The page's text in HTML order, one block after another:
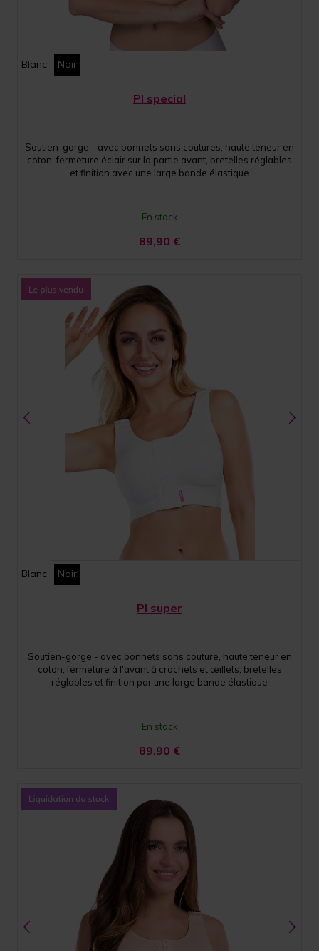
Blanc Noir
PI special
Soutien-gorge - avec bonnets sans coutures, haute teneur en
coton, fermeture éclair sur la partie avant, bretelles réglables
et finition avec une large bande élastique
En stock
89,90 €
Blanc Noir
PI super
Soutien-gorge - avec bonnets sans couture, haute teneur en
coton, fermeture à l'avant à crochets et œillets, bretelles
réglables et finition par une large bande élastique
En stock
89,90 €